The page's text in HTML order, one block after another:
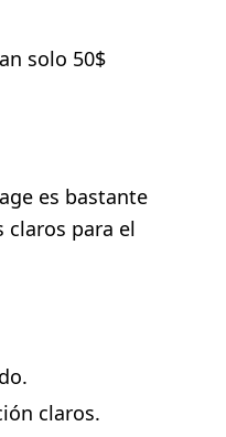
solo 50$
es bastante
claros para el
claros.